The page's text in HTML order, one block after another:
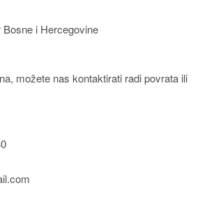
i Hercegovine
možete nas kontaktirati radi povrata ili